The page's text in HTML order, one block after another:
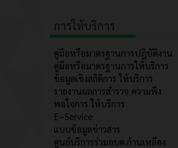
การให้บริการ
คู่มือหรือมาตรฐานการปฎิบัติงาน
คู่มือหรือมาตรฐานการให้บริการ
ข้อมูลเชิงสถิติการ ให้บริการ
รายงานผลการสำรวจ ความพึง
พอใจการ ให้บริการ
E–Service
แบบข้อมูลข่าวสาร
ศูนย์บริการร่วมอบต.ก้านเหลือง